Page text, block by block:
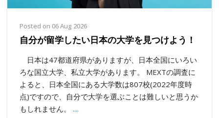
Posted on 06 Aug 2026
自分が留学したい日本の大学を見つけよう！
日本は47都道府県がありますが、日本全国にいろい
ろな国立大学、私立大学があります。 MEXTの調査に
よると、日本全国にある大学数は807校(2022年度時
点)ですので、自分で大学を選ぶことは難しいと思うか
もしれません。
....